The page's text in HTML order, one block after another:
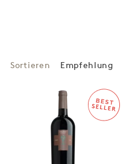
Sortieren Empfehlung